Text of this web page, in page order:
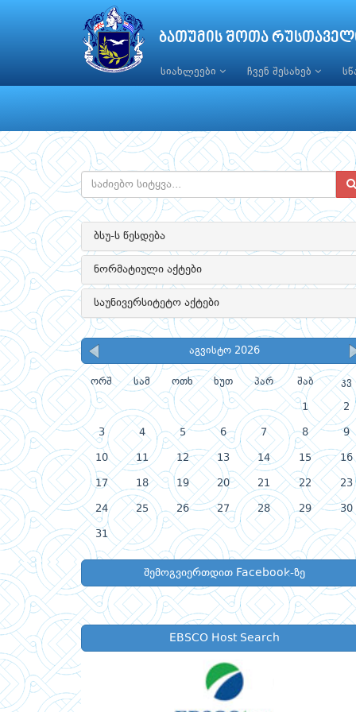
ბათუმის შოთა
სიახლეები ჩვენ შესახებ
ბსუ-ს წესდება
ნორმატიული აქტები
საუნივერსიტეტო აქტები
აგვისტო 2026
ორშ სამ ოთხ ხუთ პარ შაბ კვ
1 2
3 4 5 6 7 8 9
10 11 12 13 14 15 16
17 18 19 20 21 22 23
24 25 26 27 28 29 30
31
შემოგვიერთდით Facebook-ზე
EBSCO Host Search